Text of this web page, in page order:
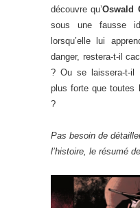
découvre qu’Oswald
sous une fausse
lorsqu’elle lui
danger, restera-t-il
? Ou se laissera-t-il
plus forte que toutes
?
Pas besoin de
l’histoire, le résumé